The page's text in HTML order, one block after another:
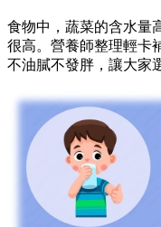
食物中，蔬菜的含水量
很高。營養師整理輕卡
不油膩不發胖，讓大家